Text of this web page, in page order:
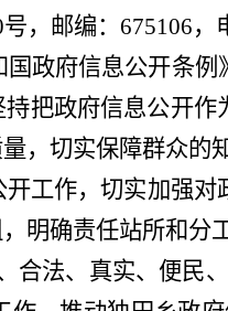
号，邮编： 675106，
国政府信息公开条例
把政府信息公开
，切实保障群众的
工作，切实加强
明确责任站所和分
合法、真实、便民